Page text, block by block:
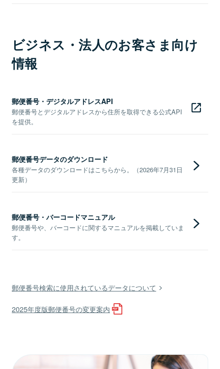
ビジネス・法人のお客さま向け
情報
郵便番号・デジタルアドレスAPI
郵便番号とデジタルアドレスから住所を取得できる公式API
を提供。
郵便番号データのダウンロード
各種データのダウンロードはこちらから。（2026年7月31日
更新）
郵便番号・バーコードマニュアル
郵便番号や、バーコードに関するマニュアルを掲載していま
す。
郵便番号検索に使用されているデータについて
2025年度版郵便番号の変更案内